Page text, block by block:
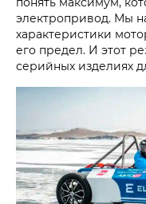
электропривод. Мы
характеристики
его предел. И этот
серийных изделиях